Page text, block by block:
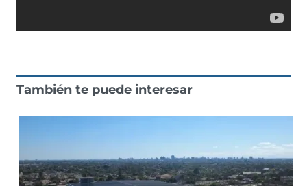
También te puede interesar